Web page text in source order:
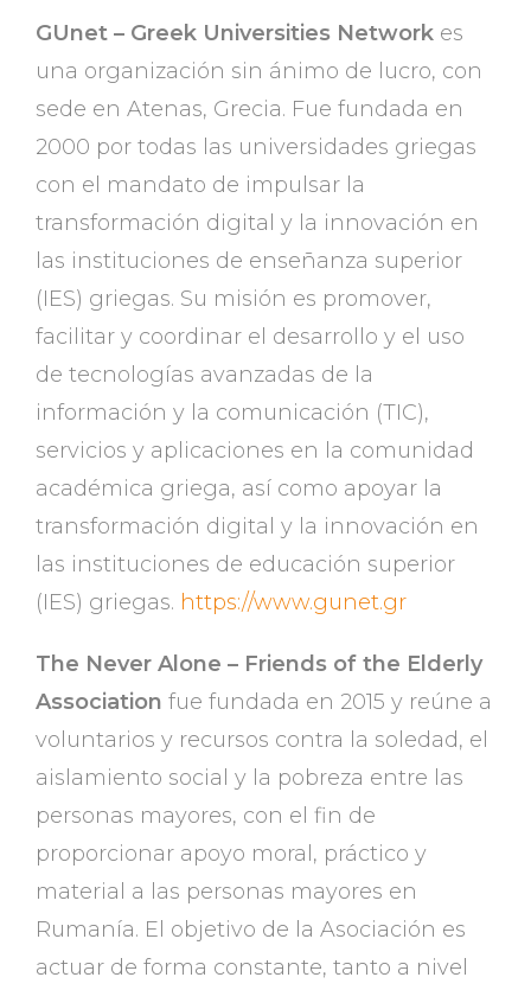
GUnet – Greek Universities Network es
una organización sin ánimo de lucro, con
sede en Atenas, Grecia. Fue fundada en
2000 por todas las universidades griegas
con el mandato de impulsar la
transformación digital y la innovación en
las instituciones de enseñanza superior
(IES) griegas. Su misión es promover,
facilitar y coordinar el desarrollo y el uso
de tecnologías avanzadas de la
información y la comunicación (TIC),
servicios y aplicaciones en la comunidad
académica griega, así como apoyar la
transformación digital y la innovación en
las instituciones de educación superior
(IES) griegas. https://www.gunet.gr
The Never Alone – Friends of the Elderly
Association fue fundada en 2015 y reúne a
voluntarios y recursos contra la soledad, el
aislamiento social y la pobreza entre las
personas mayores, con el fin de
proporcionar apoyo moral, práctico y
material a las personas mayores en
Rumanía. El objetivo de la Asociación es
actuar de forma constante, tanto a nivel